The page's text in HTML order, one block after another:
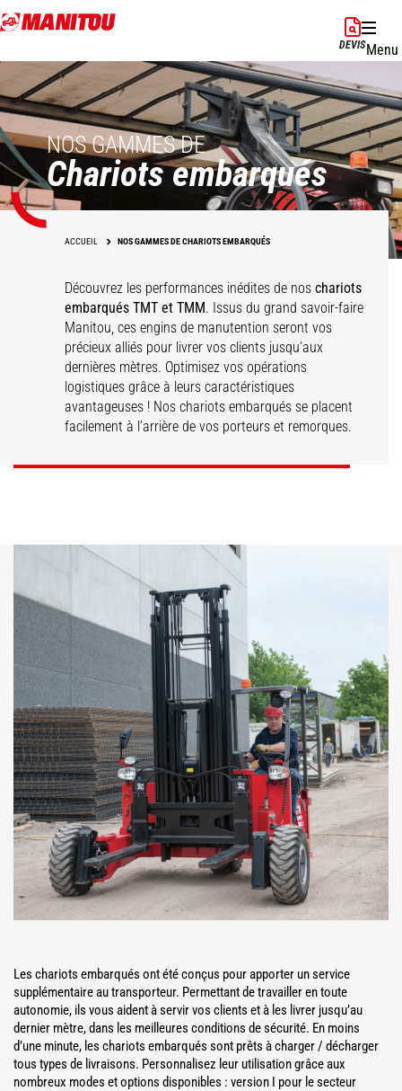
Aller
au
principal
DEVISMenu
NOS GAMMES DE
Chariots embarqués
ACCUEIL NOS GAMMES DE CHARIOTS EMBARQUÉS
Découvrez les performances inédites de noschariots
embarqués TMT et TMM. Issus du grand savoir-faire
Manitou, ces engins de manutention seront vos
précieux alliés pour livrer vos clients jusqu’aux
dernières mètres. Optimisez vos opérations
logistiques grâce à leurs caractéristiques
avantageuses ! Nos chariots embarqués se placent
facilement à l’arrière de vos porteurs et remorques.
Chariots embarqués
TMT
Chariots embarqués
TMM
Les chariots embarqués ont été conçus pour apporter un service
supplémentaire au transporteur. Permettant de travailler en toute
autonomie, ils vous aident à servir vos clients et à les livrer jusqu’au
dernier mètre, dans les meilleures conditions de sécurité. En moins
d’une minute, les chariots embarqués sont prêts à charger / décharger
tous types de livraisons. Personnalisez leur utilisation grâce aux
nombreux modes et options disponibles : version I pour le secteur